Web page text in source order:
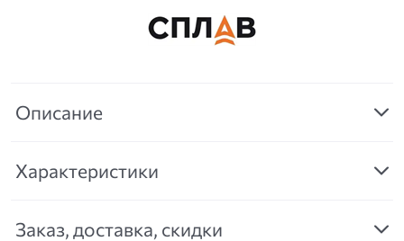
Описание
Характеристики
Заказ, доставка, скидки